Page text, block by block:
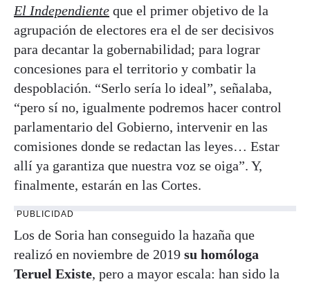
El Independiente que el primer objetivo de la
agrupación de electores era el de ser decisivos
para decantar la gobernabilidad; para lograr
concesiones para el territorio y combatir la
despoblación. “Serlo sería lo ideal”, señalaba,
“pero sí no, igualmente podremos hacer control
parlamentario del Gobierno, intervenir en las
comisiones donde se redactan las leyes… Estar
allí ya garantiza que nuestra voz se oiga”. Y,
finalmente, estarán en las Cortes.
PUBLICIDAD
Los de Soria han conseguido la hazaña que
realizó en noviembre de 2019 su homóloga
Teruel Existe, pero a mayor escala: han sido la